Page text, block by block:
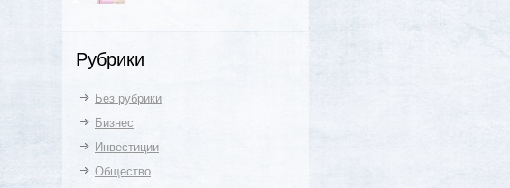
Рубрики
Без рубрики
Бизнес
Инвестиции
Общество